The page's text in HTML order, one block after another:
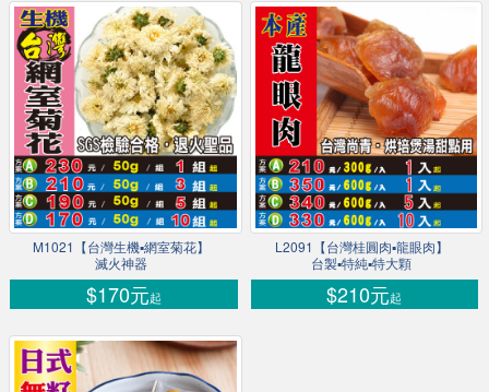
M1021【台灣生機▪網室菊花】
滅火神器
$170元起
L2091【台灣桂圓肉▪龍眼肉】
台製▪特純▪特大顆
$210元起